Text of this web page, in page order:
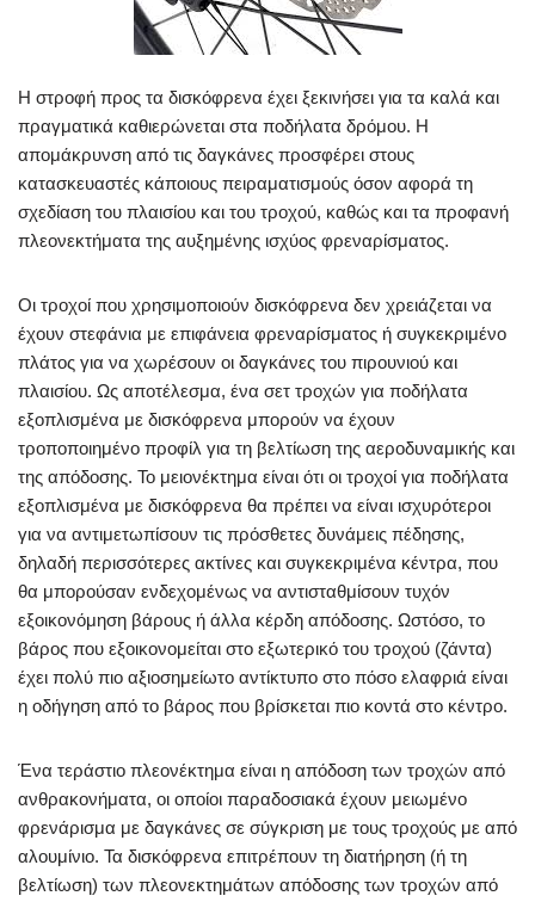
Η στροφή προς τα δισκόφρενα έχει ξεκινήσει για τα καλά και
πραγματικά καθιερώνεται στα ποδήλατα δρόμου. Η
απομάκρυνση από τις δαγκάνες προσφέρει στους
κατασκευαστές κάποιους πειραματισμούς όσον αφορά τη
σχεδίαση του πλαισίου και του τροχού, καθώς και τα προφανή
πλεονεκτήματα της αυξημένης ισχύος φρεναρίσματος.
Οι τροχοί που χρησιμοποιούν δισκόφρενα δεν χρειάζεται να
έχουν στεφάνια με επιφάνεια φρεναρίσματος ή συγκεκριμένο
πλάτος για να χωρέσουν οι δαγκάνες του πιρουνιού και
πλαισίου. Ως αποτέλεσμα, ένα σετ τροχών για ποδήλατα
εξοπλισμένα με δισκόφρενα μπορούν να έχουν
τροποποιημένο προφίλ για τη βελτίωση της αεροδυναμικής και
της απόδοσης. Το μειονέκτημα είναι ότι οι τροχοί για ποδήλατα
εξοπλισμένα με δισκόφρενα θα πρέπει να είναι ισχυρότεροι
για να αντιμετωπίσουν τις πρόσθετες δυνάμεις πέδησης,
δηλαδή περισσότερες ακτίνες και συγκεκριμένα κέντρα, που
θα μπορούσαν ενδεχομένως να αντισταθμίσουν τυχόν
εξοικονόμηση βάρους ή άλλα κέρδη απόδοσης. Ωστόσο, το
βάρος που εξοικονομείται στο εξωτερικό του τροχού (ζάντα)
έχει πολύ πιο αξιοσημείωτο αντίκτυπο στο πόσο ελαφριά είναι
η οδήγηση από το βάρος που βρίσκεται πιο κοντά στο κέντρο.
Ένα τεράστιο πλεονέκτημα είναι η απόδοση των τροχών από
ανθρακονήματα, οι οποίοι παραδοσιακά έχουν μειωμένο
φρενάρισμα με δαγκάνες σε σύγκριση με τους τροχούς με από
αλουμίνιο. Τα δισκόφρενα επιτρέπουν τη διατήρηση (ή τη
βελτίωση) των πλεονεκτημάτων απόδοσης των τροχών από